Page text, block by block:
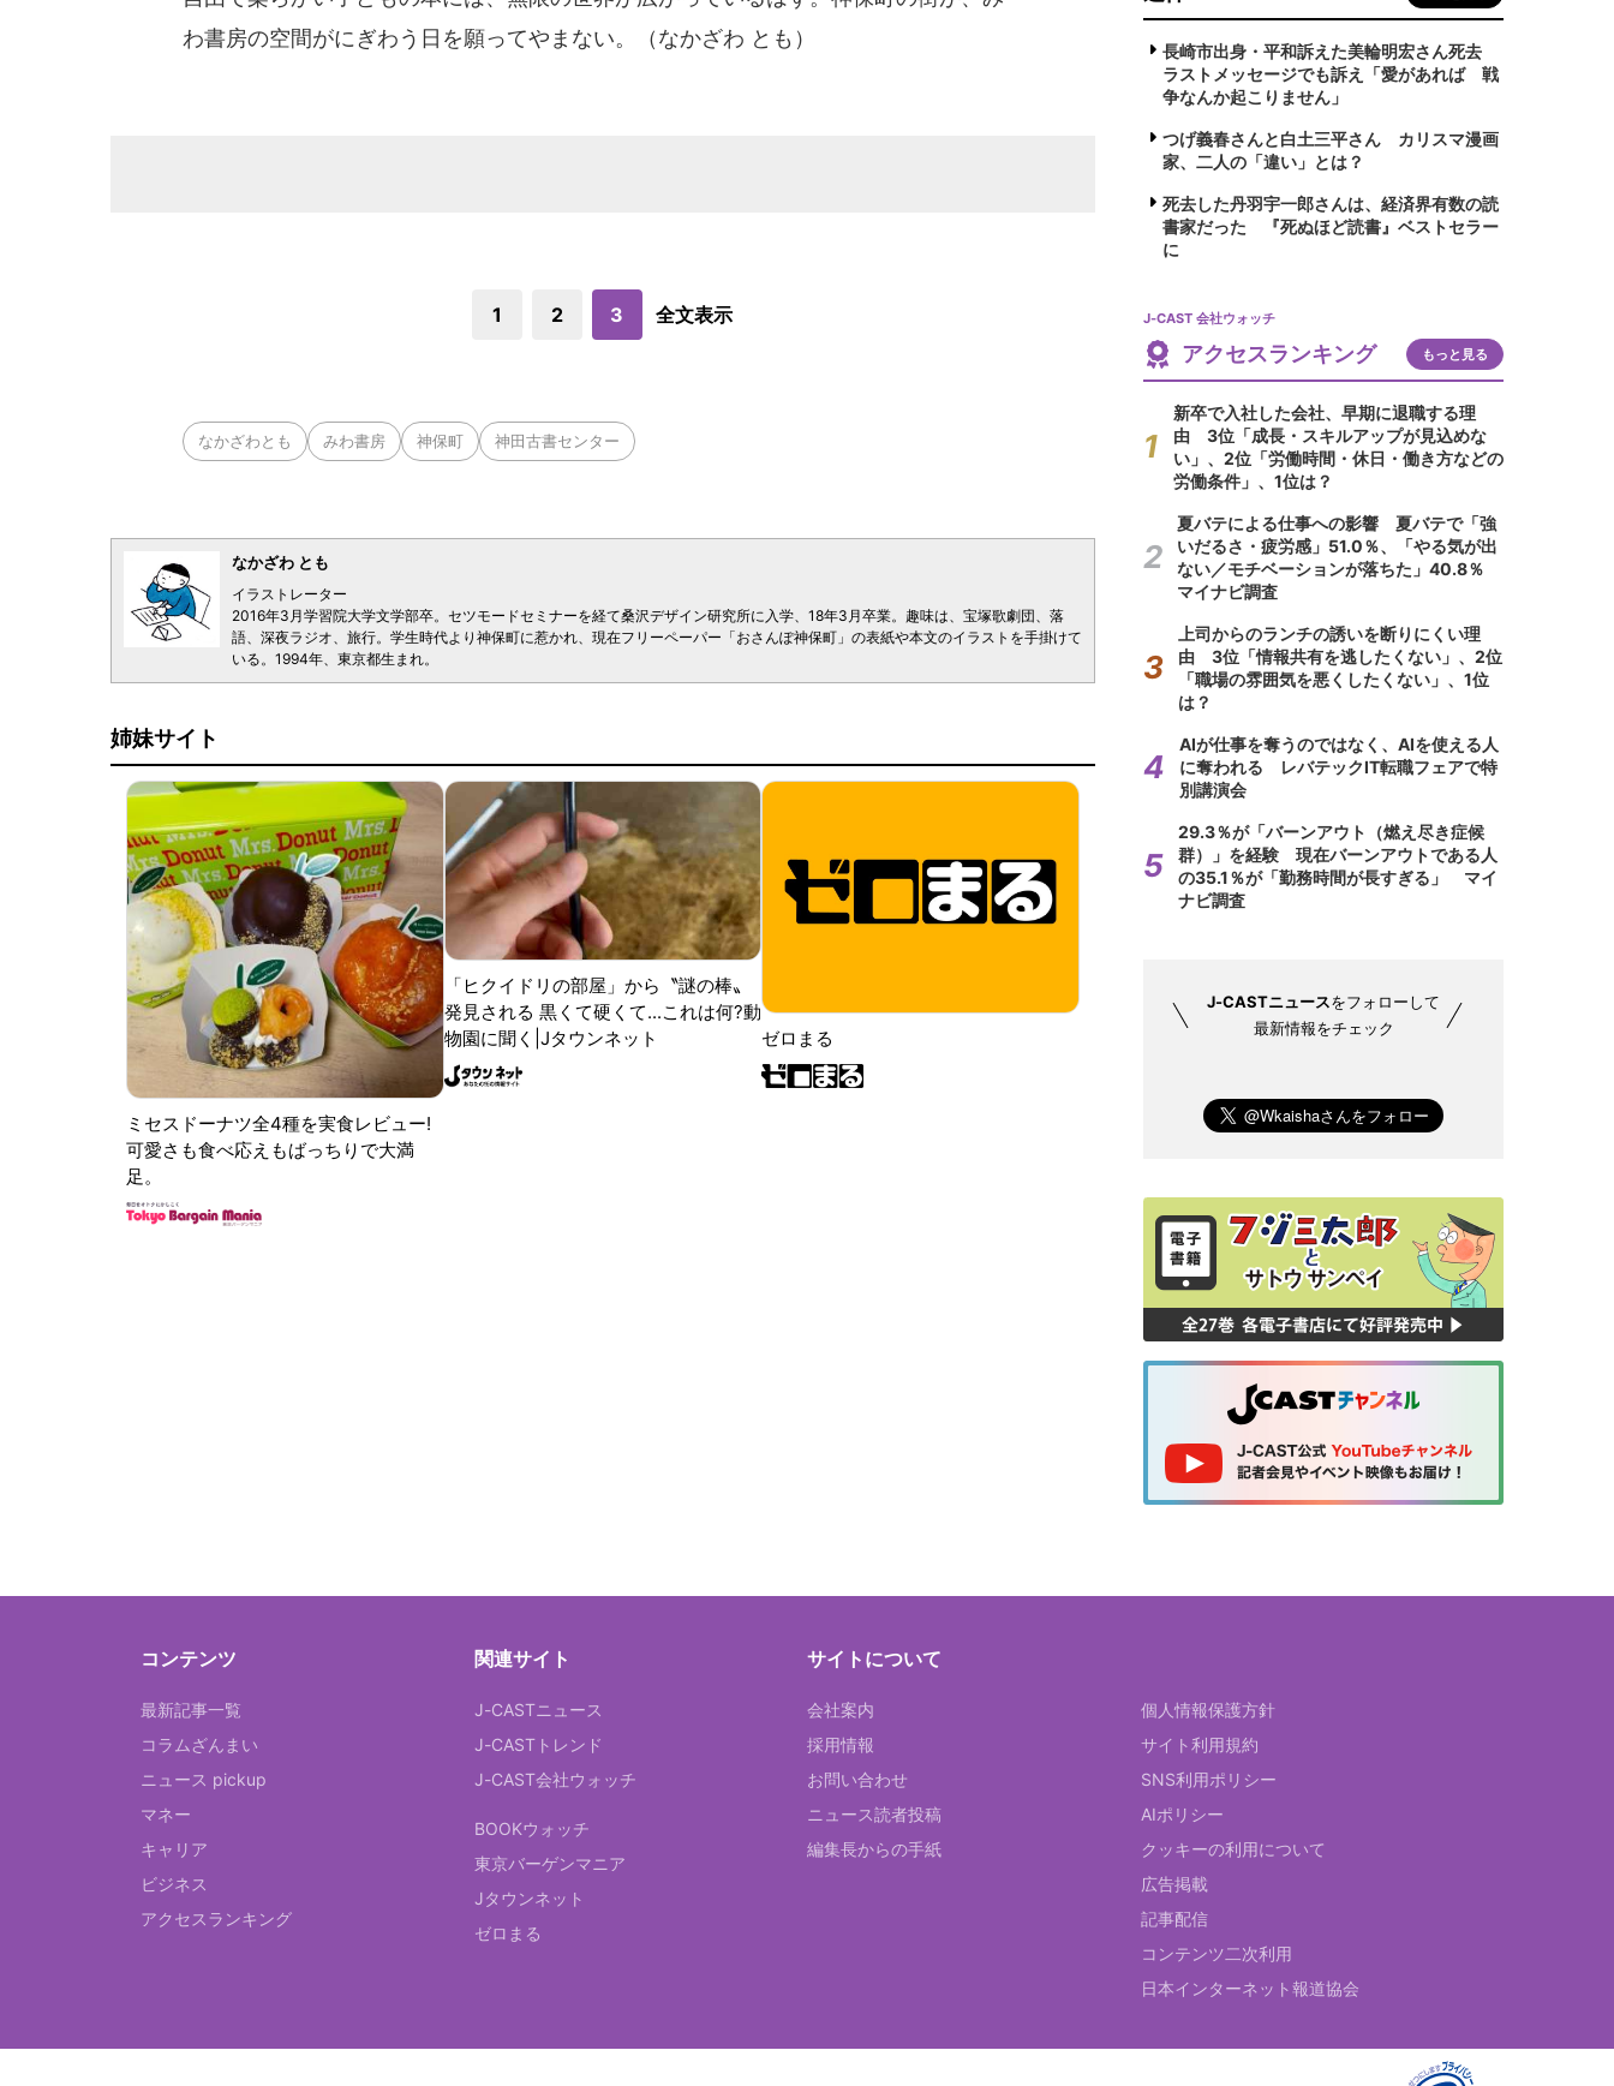
わ書房の空間がにぎわう日を願ってやまない。（なかざわ とも）
1 2 3 全文表示
なかざわとも みわ書房 神保町 神田古書センター
なかざわ とも
イラストレーター
2016年3月学習院大学文学部卒。セツモードセミナーを経て桑沢デザイン研究所に入学、18年3月卒業。趣味は、宝塚歌劇団、落
語、深夜ラジオ、旅行。学生時代より神保町に惹かれ、現在フリーペーパー「おさんぽ神保町」の表紙や本文のイラストを手掛けて
いる。1994年、東京都生まれ。
姉妹サイト
ミセスドーナツ全4種を実食レビュー!
可愛さも食べ応えもばっちりで大満
足。
「ヒクイドリの部屋」から〝謎の棒〟
発見される 黒くて硬くて...これは何?動
物園に聞く|Jタウンネット
ゼロまる
長崎市出身・平和訴えた美輪明宏さん死去
ラストメッセージでも訴え「愛があれば 戦
争なんか起こりません」
つげ義春さんと白土三平さん カリスマ漫画
家、二人の「違い」とは？
死去した丹羽宇一郎さんは、経済界有数の読
書家だった 『死ぬほど読書』ベストセラー
に
J-CAST 会社ウォッチ
アクセスランキング もっと見る
新卒で入社した会社、早期に退職する理
由 3位「成長・スキルアップが見込めな
い」、2位「労働時間・休日・働き方などの
労働条件」、1位は？
夏バテによる仕事への影響 夏バテで「強
いだるさ・疲労感」51.0％、「やる気が出
ない／モチベーションが落ちた」40.8％
マイナビ調査
上司からのランチの誘いを断りにくい理
由 3位「情報共有を逃したくない」、2位
「職場の雰囲気を悪くしたくない」、1位
は？
AIが仕事を奪うのではなく、AIを使える人
に奪われる レバテックIT転職フェアで特
別講演会
29.3％が「バーンアウト（燃え尽き症候
群）」を経験 現在バーンアウトである人
の35.1％が「勤務時間が長すぎる」 マイ
ナビ調査
J-CASTニュースをフォローして
最新情報をチェック
コンテンツ
最新記事一覧
コラムざんまい
ニュース pickup
マネー
キャリア
ビジネス
アクセスランキング
関連サイト
J-CASTニュース
J-CASTトレンド
J-CAST会社ウォッチ
BOOKウォッチ
東京バーゲンマニア
Jタウンネット
ゼロまる
サイトについて
会社案内
採用情報
お問い合わせ
ニュース読者投稿
編集長からの手紙
個人情報保護方針
サイト利用規約
SNS利用ポリシー
AIポリシー
クッキーの利用について
広告掲載
記事配信
コンテンツ二次利用
日本インターネット報道協会